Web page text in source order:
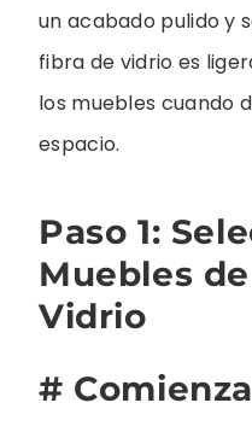
un acabado pulido y
fibra de vidrio es
los muebles cuando
espacio.
Paso 1:
Muebles
Vidrio
#